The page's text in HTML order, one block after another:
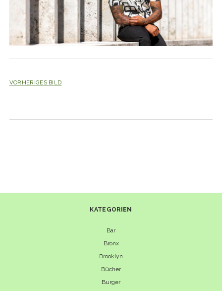
VORHERIGES BILD
KATEGORIEN
Bar
Bronx
Brooklyn
Bücher
Burger